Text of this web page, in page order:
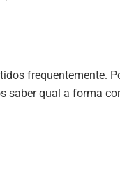
frequentemente.
saber qual a forma